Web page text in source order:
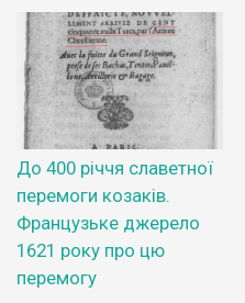
До 400 річчя славетної
перемоги козаків.
Французьке джерело
1621 року про цю
перемогу